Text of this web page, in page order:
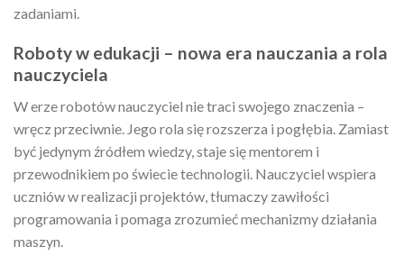
zadaniami.
Roboty w edukacji – nowa era nauczania a rola
nauczyciela
W erze robotów nauczyciel nie traci swojego znaczenia –
wręcz przeciwnie. Jego rola się rozszerza i pogłębia. Zamiast
być jedynym źródłem wiedzy, staje się mentorem i
przewodnikiem po świecie technologii. Nauczyciel wspiera
uczniów w realizacji projektów, tłumaczy zawiłości
programowania i pomaga zrozumieć mechanizmy działania
maszyn.